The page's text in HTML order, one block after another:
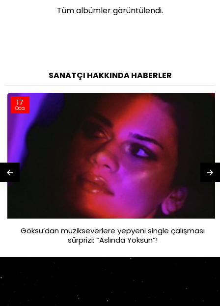
Tüm albümler görüntülendi.
SANATÇI HAKKINDA HABERLER
17
Oca
Göksu’dan müzikseverlere yepyeni single çalışması
sürprizi: “Aslında Yoksun”!